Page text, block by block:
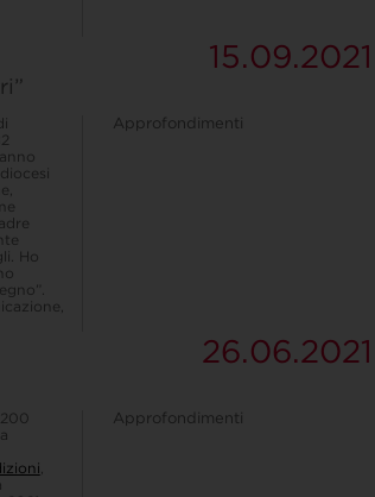
15.09.2021
Ho
Approfondimenti
26.06.2021
, a
Approfondimenti